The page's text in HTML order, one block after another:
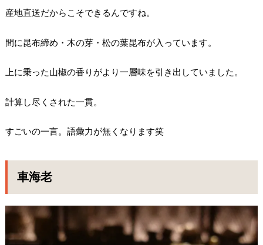
産地直送だからこそできるんですね。
間に昆布締め・木の芽・松の葉昆布が入っています。
上に乗った山椒の香りがより一層味を引き出していました。
計算し尽くされた一貫。
すごいの一言。語彙力が無くなります笑
車海老